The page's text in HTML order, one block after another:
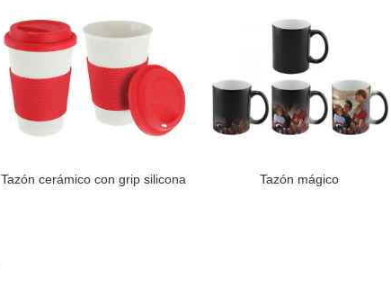
LEER MÁS
Tazón cerámico con grip silicona Tazón mágico